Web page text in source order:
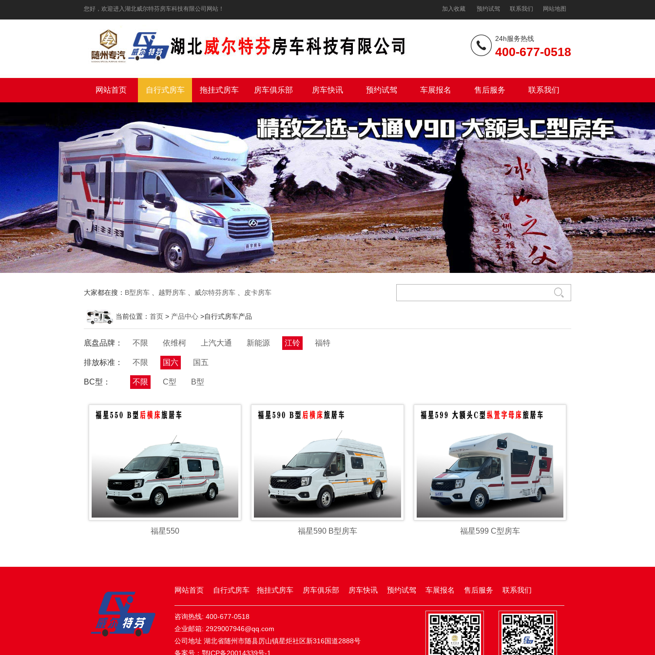
您好，欢迎进入湖北威尔特芬房车科技有限公司网站！ 加入收藏 预约试驾 联系我们 网站地图
24h服务热线
400-677-0518
网站首页 自行式房车 拖挂式房车 房车俱乐部 房车快讯 预约试驾 车展报名 售后服务 联系我们
大家都在搜： B型房车 越野房车 威尔特芬房车 皮卡房车
当前位置： 首页 > 产品中心 >自行式房车产品
底盘品牌： 不限 依维柯 上汽大通 新能源 江铃 福特
排放标准： 不限 国六 国五
BC型： 不限 C型 B型
福星550 福星590 B型房车 福星599 C型房车
网站首页 自行式房车 拖挂式房车 房车俱乐部 房车快讯 预约试驾 车展报名 售后服务 联系我们
咨询热线: 400-677-0518
企业邮箱: 2929007946@qq.com
公司地址 湖北省随州市随县厉山镇星炬社区新316国道2888号
备案号： 鄂ICP备20014339号-1